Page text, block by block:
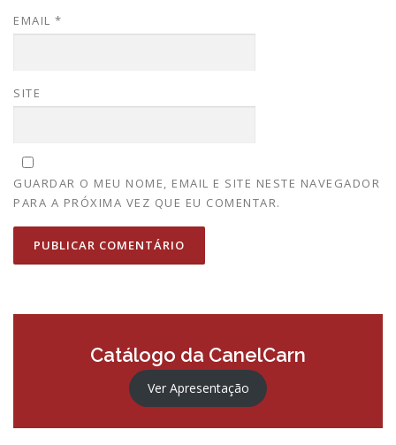
EMAIL *
SITE
GUARDAR O MEU NOME, EMAIL E SITE NESTE NAVEGADOR
PARA A PRÓXIMA VEZ QUE EU COMENTAR.
Catálogo da CanelCarn
Ver Apresentação